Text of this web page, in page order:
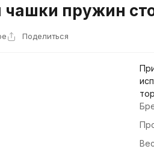
пружин
Поделиться
Вес